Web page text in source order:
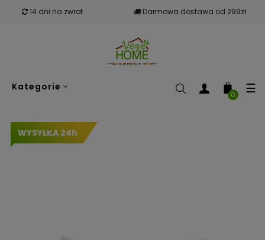
14 dni na zwrot Darmowa dostawa od 299zł
Kategorie ☰
0
WYSYŁKA 24h